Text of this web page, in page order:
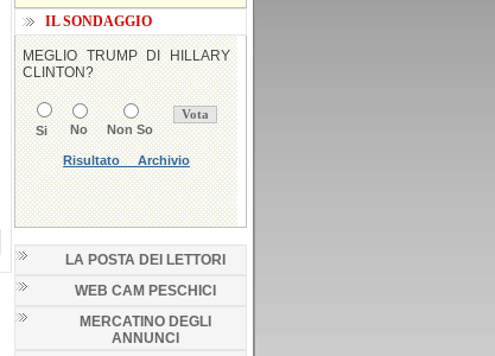
IL SONDAGGIO
LA POSTA DEI LETTORI
WEB CAM PESCHICI
MERCATINO DEGLI
ANNUNCI